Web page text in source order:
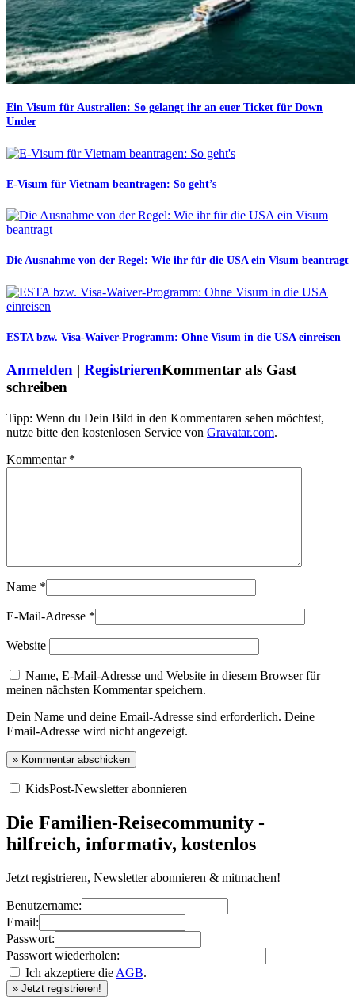
Ein Visum für Australien: So gelangt ihr an euer Ticket für Down
Under
E-Visum für Vietnam beantragen: So geht’s
Die Ausnahme von der Regel: Wie ihr für die USA ein Visum beantragt
ESTA bzw. Visa-Waiver-Programm: Ohne Visum in die USA einreisen
Anmelden | RegistrierenKommentar als Gast
schreiben
Tipp: Wenn du Dein Bild in den Kommentaren sehen möchtest,
nutze bitte den kostenlosen Service von Gravatar.com.
Kommentar *
Name *
E-Mail-Adresse *
Website
Name, E-Mail-Adresse und Website in diesem Browser für
meinen nächsten Kommentar speichern.
Dein Name und deine Email-Adresse sind erforderlich. Deine
Email-Adresse wird nicht angezeigt.
KidsPost-Newsletter abonnieren
Die Familien-Reisecommunity -
hilfreich, informativ, kostenlos
Jetzt registrieren, Newsletter abonnieren & mitmachen!
Benutzername:
Email:
Passwort:
Passwort wiederholen:
Ich akzeptiere die AGB.